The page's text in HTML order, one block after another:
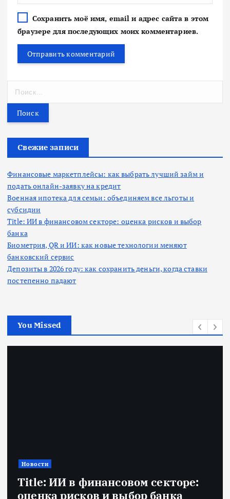
Сохранить моё имя, email и адрес сайта в этом
браузере для последующих моих комментариев.
т
Свежие записи
Финансовые маркетплейсы: как выбрать лучший займ и
подать онлайн-заявку на кредит
Военная ипотека для семьи: объединяем все льготы и
субсидии
Title: ИИ в финансовом секторе: оценка рисков и выбор
банка
Биометрия, QR и ИИ: как новые технологии меняют
банковский сервис
Депозиты в 2026 году: как сохранить деньги, когда ставки
постепенно падают
You Missed
Новости
Title: ИИ в финансовом секторе:
оценка рисков и выбор банка